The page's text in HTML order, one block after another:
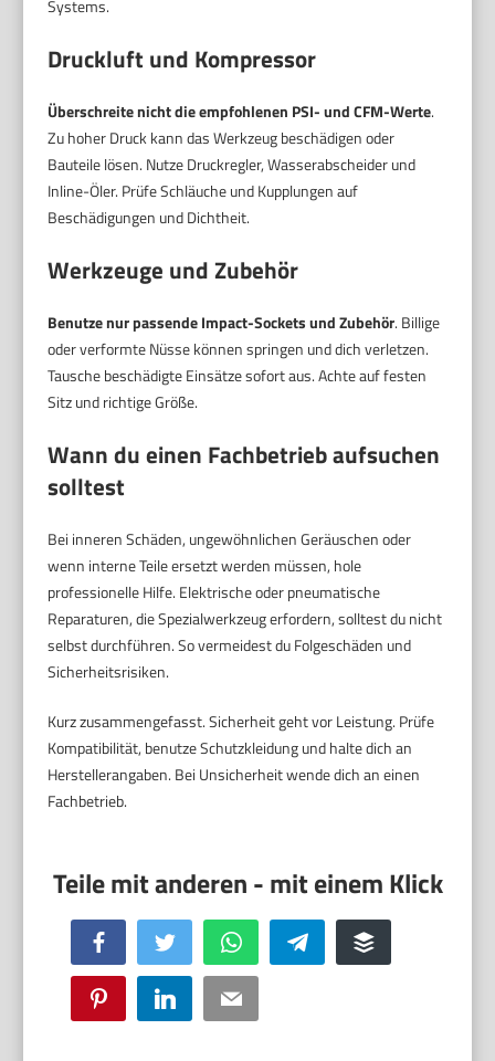
Systems.
Druckluft und Kompressor
Überschreite nicht die empfohlenen PSI- und CFM-Werte.
Zu hoher Druck kann das Werkzeug beschädigen oder
Bauteile lösen. Nutze Druckregler, Wasserabscheider und
Inline-Öler. Prüfe Schläuche und Kupplungen auf
Beschädigungen und Dichtheit.
Werkzeuge und Zubehör
Benutze nur passende Impact-Sockets und Zubehör. Billige
oder verformte Nüsse können springen und dich verletzen.
Tausche beschädigte Einsätze sofort aus. Achte auf festen
Sitz und richtige Größe.
Wann du einen Fachbetrieb aufsuchen
solltest
Bei inneren Schäden, ungewöhnlichen Geräuschen oder
wenn interne Teile ersetzt werden müssen, hole
professionelle Hilfe. Elektrische oder pneumatische
Reparaturen, die Spezialwerkzeug erfordern, solltest du nicht
selbst durchführen. So vermeidest du Folgeschäden und
Sicherheitsrisiken.
Kurz zusammengefasst. Sicherheit geht vor Leistung. Prüfe
Kompatibilität, benutze Schutzkleidung und halte dich an
Herstellerangaben. Bei Unsicherheit wende dich an einen
Fachbetrieb.
Facebook Twitter WhatsApp Telegram Buffer
Pinterest LinkedIn Email